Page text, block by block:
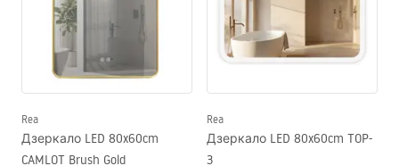
Rea
Дзеркало LED 80x60cm
CAMLOT Brush Gold
Rea
Дзеркало LED 80x60cm TOP-
3